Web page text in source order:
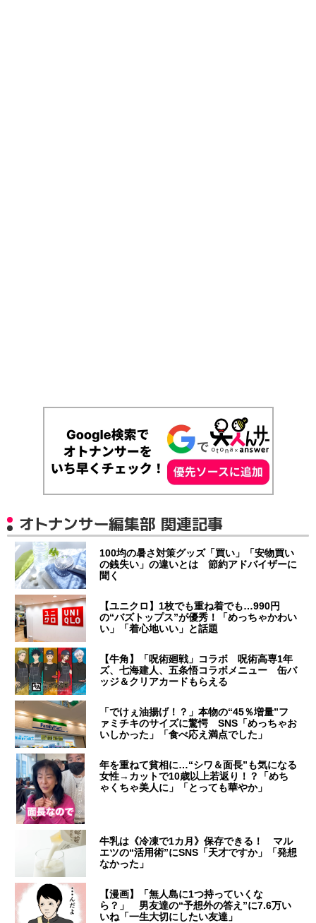
オトナンサー編集部 関連記事
100均の暑さ対策グッズ「買い」「安物買い
の銭失い」の違いとは 節約アドバイザーに
聞く
【ユニクロ】1枚でも重ね着でも…990円
の“バズトップス”が優秀！「めっちゃかわい
い」「着心地いい」と話題
【牛角】「呪術廻戦」コラボ 呪術高専1年
ズ、七海建人、五条悟コラボメニュー 缶バ
ッジ＆クリアカードもらえる
「でけぇ油揚げ！？」本物の“45％増量”フ
ァミチキのサイズに驚愕 SNS「めっちゃお
いしかった」「食べ応え満点でした」
年を重ねて貧相に…“シワ＆面長”も気になる
女性→カットで10歳以上若返り！？「めち
ゃくちゃ美人に」「とっても華やか」
牛乳は《冷凍で1カ月》保存できる！ マル
エツの“活用術”にSNS「天才ですか」「発想
なかった」
【漫画】「無人島に1つ持っていくな
ら？」 男友達の“予想外の答え”に7.6万い
いね「一生大切にしたい友達」